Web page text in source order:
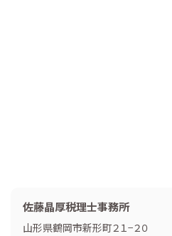
佐藤晶厚税理士事務所
山形県鶴岡市新形町２１−２０